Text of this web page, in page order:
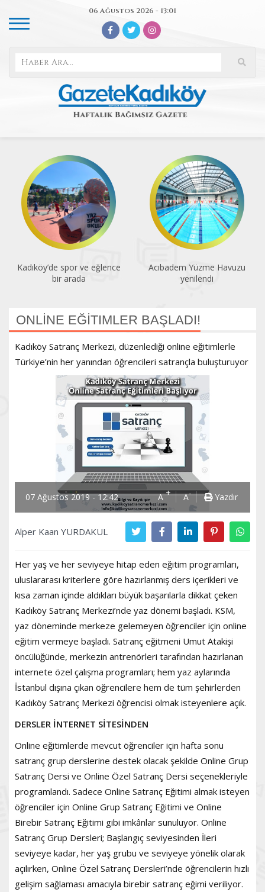
06 Ağustos 2026 - 13:01
Kadıköy’de spor ve eğlence
bir arada
Acıbadem Yüzme Havuzu
yenilendi
ONLİNE EĞİTIMLER BAŞLADI!
Kadıköy Satranç Merkezi, düzenlediği online eğitimlerle
Türkiye’nin her yanından öğrencileri satrançla buluşturuyor
07 Ağustos 2019 - 12:42 A+ A- Yazdır
Alper Kaan YURDAKUL
Her yaş ve her seviyeye hitap eden eğitim programları,
uluslararası kriterlere göre hazırlanmış ders içerikleri ve
kısa zaman içinde aldıkları büyük başarılarla dikkat çeken
Kadıköy Satranç Merkezi’nde yaz dönemi başladı. KSM,
yaz döneminde merkeze gelemeyen öğrenciler için online
eğitim vermeye başladı. Satranç eğitmeni Umut Atakişi
öncülüğünde, merkezin antrenörleri tarafından hazırlanan
internete özel çalışma programları; hem yaz aylarında
İstanbul dışına çıkan öğrencilere hem de tüm şehirlerden
Kadıköy Satranç Merkezi öğrencisi olmak isteyenlere açık.
DERSLER İNTERNET SİTESİNDEN
Online eğitimlerde mevcut öğrenciler için hafta sonu
satranç grup derslerine destek olacak şekilde Online Grup
Satranç Dersi ve Online Özel Satranç Dersi seçenekleriyle
programlandı. Sadece Online Satranç Eğitimi almak isteyen
öğrenciler için Online Grup Satranç Eğitimi ve Online
Birebir Satranç Eğitimi gibi imkânlar sunuluyor. Online
Satranç Grup Dersleri; Başlangıç seviyesinden İleri
seviyeye kadar, her yaş grubu ve seviyeye yönelik olarak
açılırken, Online Özel Satranç Dersleri’nde öğrencilerin hızlı
gelişim sağlaması amacıyla birebir satranç eğimi veriliyor.